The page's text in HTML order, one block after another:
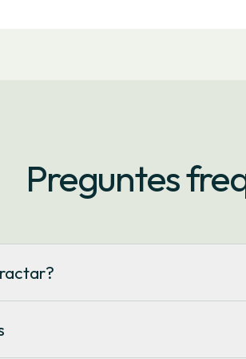
Preguntes
depèn del preu de l'energia en el